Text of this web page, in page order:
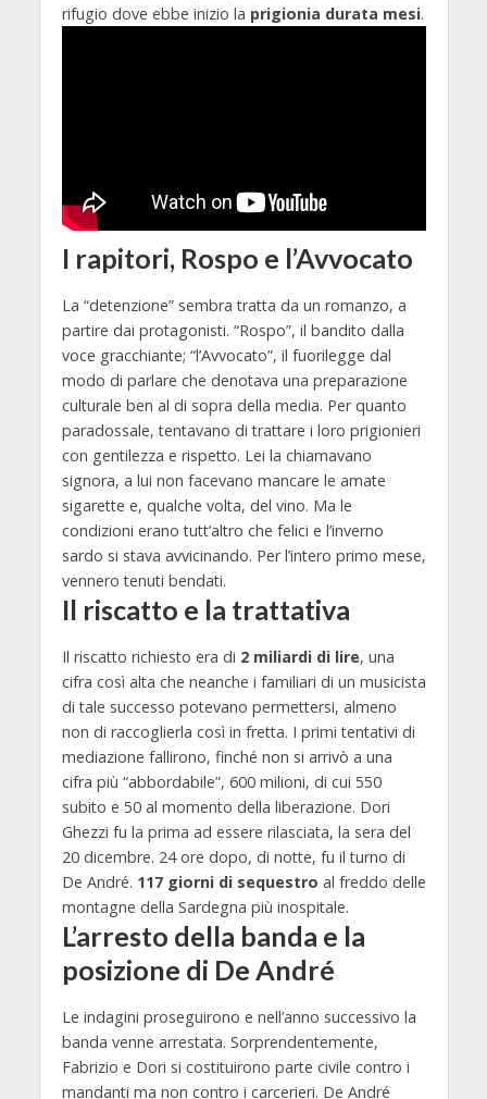
rifugio dove ebbe inizio la prigionia durata mesi.
I rapitori, Rospo e l’Avvocato
La “detenzione” sembra tratta da un romanzo, a
partire dai protagonisti. “Rospo”, il bandito dalla
voce gracchiante; “l’Avvocato”, il fuorilegge dal
modo di parlare che denotava una preparazione
culturale ben al di sopra della media. Per quanto
paradossale, tentavano di trattare i loro prigionieri
con gentilezza e rispetto. Lei la chiamavano
signora, a lui non facevano mancare le amate
sigarette e, qualche volta, del vino. Ma le
condizioni erano tutt’altro che felici e l’inverno
sardo si stava avvicinando. Per l’intero primo mese,
vennero tenuti bendati.
Il riscatto e la trattativa
Il riscatto richiesto era di 2 miliardi di lire, una
cifra così alta che neanche i familiari di un musicista
di tale successo potevano permettersi, almeno
non di raccoglierla così in fretta. I primi tentativi di
mediazione fallirono, finché non si arrivò a una
cifra più “abbordabile”, 600 milioni, di cui 550
subito e 50 al momento della liberazione. Dori
Ghezzi fu la prima ad essere rilasciata, la sera del
20 dicembre. 24 ore dopo, di notte, fu il turno di
De André. 117 giorni di sequestro al freddo delle
montagne della Sardegna più inospitale.
L’arresto della banda e la
posizione di De André
Le indagini proseguirono e nell’anno successivo la
banda venne arrestata. Sorprendentemente,
Fabrizio e Dori si costituirono parte civile contro i
mandanti ma non contro i carcerieri. De André